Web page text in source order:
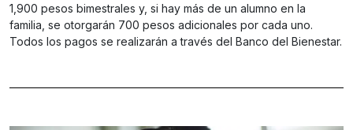
1,900 pesos bimestrales y, si hay más de un alumno en la
familia, se otorgarán 700 pesos adicionales por cada uno.
Todos los pagos se realizarán a través del Banco del Bienestar.